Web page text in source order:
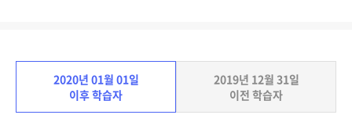
2020년 01월 01일
이후 학습자
2019년 12월 31일
이전 학습자